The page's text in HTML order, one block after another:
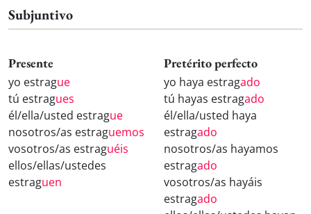
Subjuntivo
Presente
yo estrague
tú estragues
él/ella/usted estrague
nosotros/as estraguemos
vosotros/as estraguéis
ellos/ellas/ustedes
estraguen
Pretérito perfecto
yo haya estragado
tú hayas estragado
él/ella/usted haya
estragado
nosotros/as hayamos
estragado
vosotros/as hayáis
estragado